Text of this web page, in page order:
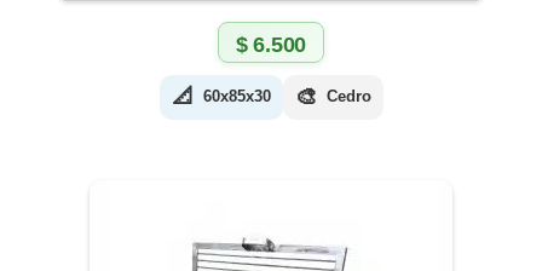
$6.500
📐 60x85x30 🎨 Cedro